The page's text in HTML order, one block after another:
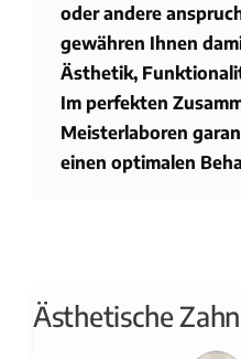
oder andere
gewähren Ihnen
Ästhetik,
Im perfekten
Meisterlaboren
einen optimalen
Ästhetische